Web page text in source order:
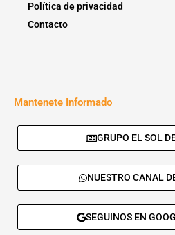
Política de privacidad
Contacto
Mantenete Informado
GRUPO EL SOL
NUESTRO CANAL
SEGUINOS EN